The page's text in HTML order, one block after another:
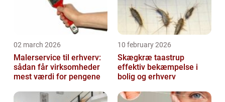
02 march 2026
Malerservice til erhverv:
sådan får virksomheder
mest værdi for pengene
10 february 2026
Skægkræ taastrup
effektiv bekæmpelse i
bolig og erhverv